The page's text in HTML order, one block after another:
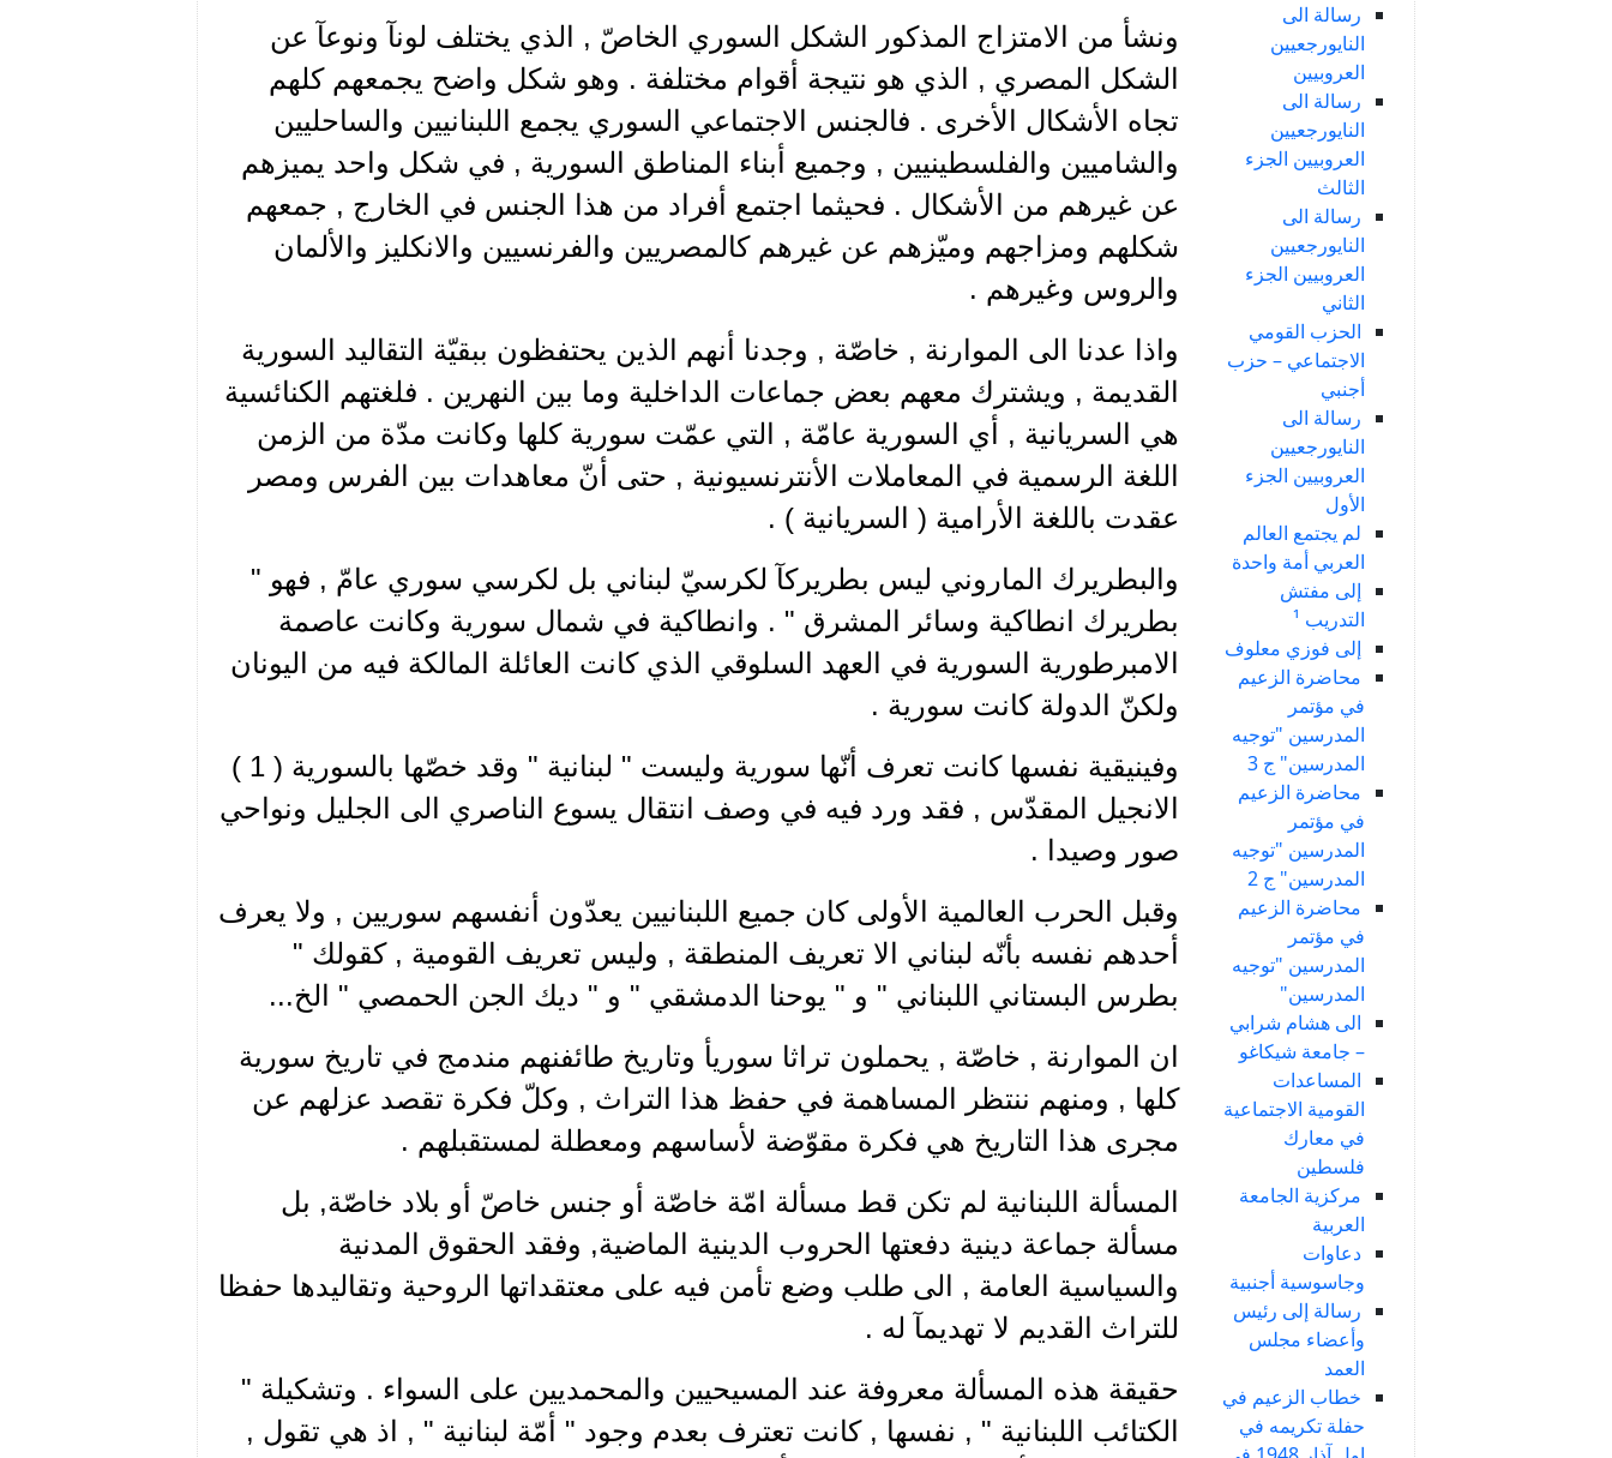
رسالة الى
النايورجعيين
العروبيين
رسالة الى
النايورجعيين
العروبيين الجزء
الثالث
رسالة الى
النايورجعيين
العروبيين الجزء
الثاني
الحزب القومي
الاجتماعي – حزب
أجنبي
رسالة الى
النايورجعيين
العروبيين الجزء
الأول
لم يجتمع العالم
العربي أمة واحدة
إلى مفتش
التدريب ¹
إلى فوزي معلوف
محاضرة الزعيم
في مؤتمر
المدرسين "توجيه
المدرسين" ج 3
محاضرة الزعيم
في مؤتمر
المدرسين "توجيه
المدرسين" ج 2
محاضرة الزعيم
في مؤتمر
المدرسين "توجيه
المدرسين"
الى هشام شرابي
– جامعة شيكاغو
المساعدات
القومية الاجتماعية
في معارك
فلسطين
مركزية الجامعة
العربية
دعاوات
وجاسوسية أجنبية
رسالة إلى رئيس
وأعضاء مجلس
العمد
خطاب الزعيم في
حفلة تكريمه في
ونشأ من الامتزاج المذكور الشكل السوري الخاصّ , الذي يختلف لونآ ونوعآ عن
الشكل المصري , الذي هو نتيجة أقوام مختلفة . وهو شكل واضح يجمعهم كلهم
تجاه الأشكال الأخرى . فالجنس الاجتماعي السوري يجمع اللبنانيين والساحليين
والشاميين والفلسطينيين , وجميع أبناء المناطق السورية , في شكل واحد يميزهم
عن غيرهم من الأشكال . فحيثما اجتمع أفراد من هذا الجنس في الخارج , جمعهم
شكلهم ومزاجهم وميّزهم عن غيرهم كالمصريين والفرنسيين والانكليز والألمان
والروس وغيرهم .
واذا عدنا الى الموارنة , خاصّة , وجدنا أنهم الذين يحتفظون ببقيّة التقاليد السورية
القديمة , ويشترك معهم بعض جماعات الداخلية وما بين النهرين . فلغتهم الكنائسية
هي السريانية , أي السورية عامّة , التي عمّت سورية كلها وكانت مدّة من الزمن
اللغة الرسمية في المعاملات الأنترنسيونية , حتى أنّ معاهدات بين الفرس ومصر
عقدت باللغة الأرامية ( السريانية ) .
والبطريرك الماروني ليس بطريركآ لكرسيّ لبناني بل لكرسي سوري عامّ , فهو "
بطريرك انطاكية وسائر المشرق " . وانطاكية في شمال سورية وكانت عاصمة
الامبرطورية السورية في العهد السلوقي الذي كانت العائلة المالكة فيه من اليونان
ولكنّ الدولة كانت سورية .
وفينيقية نفسها كانت تعرف أنّها سورية وليست " لبنانية " وقد خصّها بالسورية ( 1 )
الانجيل المقدّس , فقد ورد فيه في وصف انتقال يسوع الناصري الى الجليل ونواحي
صور وصيدا .
وقبل الحرب العالمية الأولى كان جميع اللبنانيين يعدّون أنفسهم سوريين , ولا يعرف
أحدهم نفسه بأنّه لبناني الا تعريف المنطقة , وليس تعريف القومية , كقولك "
بطرس البستاني اللبناني " و " يوحنا الدمشقي " و " ديك الجن الحمصي " الخ...
ان الموارنة , خاصّة , يحملون تراثا سوريأ وتاريخ طائفنهم مندمج في تاريخ سورية
كلها , ومنهم ننتظر المساهمة في حفظ هذا التراث , وكلّ فكرة تقصد عزلهم عن
مجرى هذا التاريخ هي فكرة مقوّضة لأساسهم ومعطلة لمستقبلهم .
المسألة اللبنانية لم تكن قط مسألة امّة خاصّة أو جنس خاصّ أو بلاد خاصّة, بل
مسألة جماعة دينية دفعتها الحروب الدينية الماضية, وفقد الحقوق المدنية
والسياسية العامة , الى طلب وضع تأمن فيه على معتقداتها الروحية وتقاليدها حفظا
للتراث القديم لا تهديمآ له .
حقيقة هذه المسألة معروفة عند المسيحيين والمحمديين على السواء . وتشكيلة "
الكتائب اللبنانية " , نفسها , كانت تعترف بعدم وجود " أمّة لبنانية " , اذ هي تقول ,